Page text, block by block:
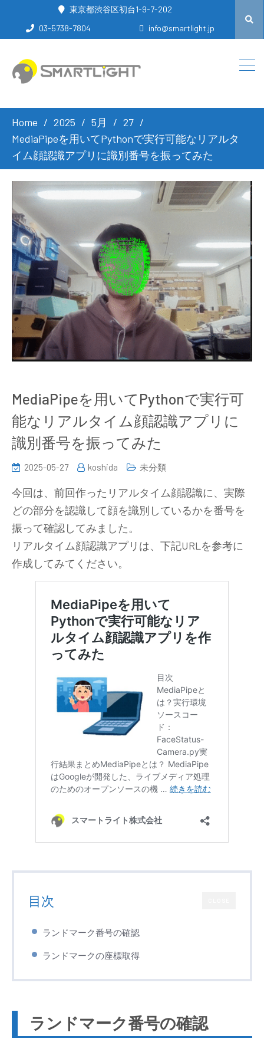
東京都渋谷区初台1-9-7-202
03-5738-7804
info@smartlight.jp
Home 2025 5月
27
MediaPipeを用いてPythonで実行可能なリアルタ
イム顔認識アプリに識別番号を振ってみた
MediaPipeを用いてPythonで実行可
能なリアルタイム顔認識アプリに
識別番号を振ってみた
2025-05-27 koshida 未分類
今回は、前回作ったリアルタイム顔認識に、実際
どの部分を認識して顔を識別しているかを番号を
振って確認してみました。
リアルタイム顔認識アプリは、下記URLを参考に
作成してみてください。
目次
ランドマーク番号の確認
ランドマークの座標取得
ランドマーク番号の確認